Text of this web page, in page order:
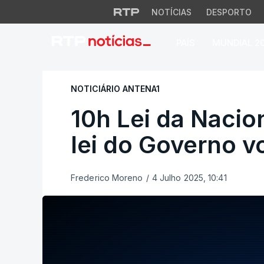
NOTÍCIAS DESPORTO
10h Lei da
NOTICIÁRIO ANTENA1
10h Lei da
lei do Governo
Frederico Moreno / 4 Julho 2025, 10:41